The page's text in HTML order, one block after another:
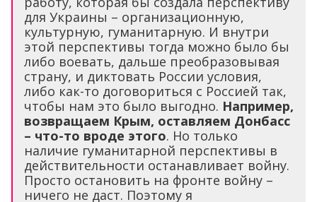
для Украины – организационную,
культурную, гуманитарную. И внутри
этой перспективы тогда можно было бы
либо воевать, дальше преобразовывая
страну, и диктовать России условия,
либо как-то договориться с Россией так,
чтобы нам это было выгодно. Например,
возвращаем Крым, оставляем Донбасс
– что-то вроде этого. Но только
наличие гуманитарной перспективы в
действительности останавливает войну.
Просто остановить на фронте войну –
ничего не даст. Поэтому я